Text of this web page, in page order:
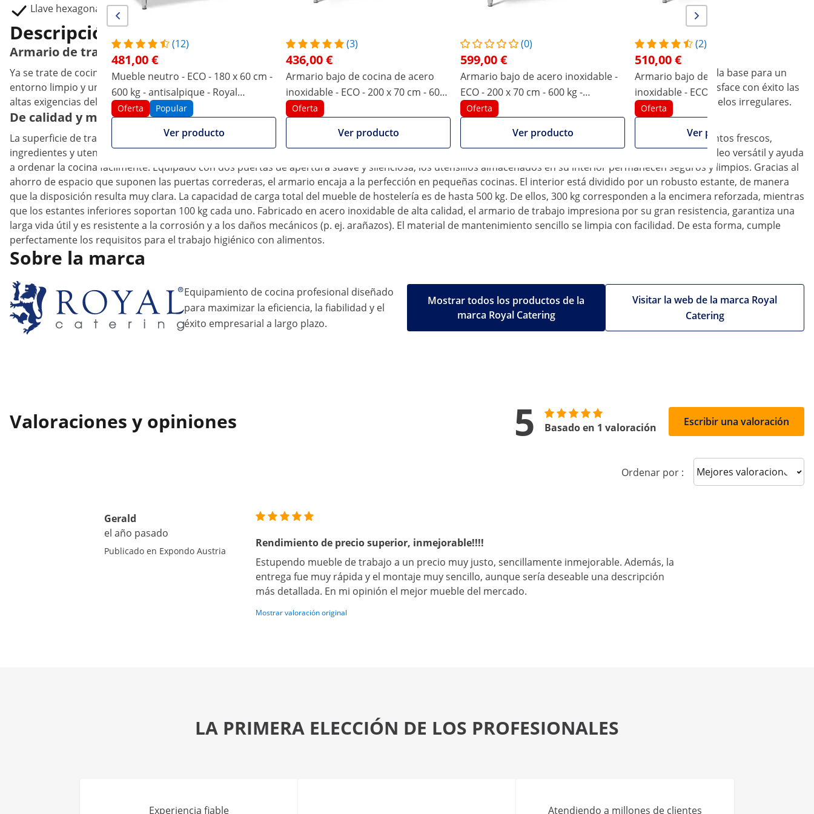
Llave hexagonal
(12)
481,00 €
Mueble neutro - ECO - 180 x 60 cm -
600 kg - antisalpique - Royal
Catering
Oferta Popular
Ver producto
(3)
436,00 €
Armario bajo de cocina de acero
inoxidable - ECO - 200 x 70 cm - 600
kg - Royal Catering
Oferta
Ver producto
(0)
599,00 €
Armario bajo de acero inoxidable -
ECO - 200 x 70 cm - 600 kg -
antisalpique - Royal Catering
Oferta
Ver producto
(2)
510,00 €
Armario bajo de cocina de acero
inoxidable - ECO - 200 x 60 cm - 600
kg - Royal Cateringg
Oferta
Ver producto
Descripción del producto
Armario de trabajo compacto con encimera reforzada
Ya se trate de cocinas de restaurantes, comedores, hoteles, panaderías, hospitales u otras instalaciones industriales, los muebles de acero inoxidable son la base para un
entorno limpio y un procesamiento higiénico de los alimentos. El armario de trabajo de Royal Catering no puede faltar en ninguna cocina profesional y satisface con éxito las
altas exigencias del sector gastronómico. El armario se apoya en pies de 15 cm de altura, que se pueden ajustar hasta 20 mm para mayor estabilidad en suelos irregulares.
De calidad y muy robusto: el armario bajo de acero inoxidable de Royal Catering
La superficie de trabajo de 200 x 80 cm de este moderno mueble bajo de acero inoxidable ofrece gran cantidad de espacio para el trabajo diario con alimentos frescos,
ingredientes y utensilios de cocina. La inteligente combinación de superficie de trabajo reforzada con MDF y armario de almacenamiento posibilita un empleo versátil y ayuda
a ordenar la cocina fácilmente. Equipado con dos puertas de apertura suave y silenciosa, los utensilios almacenados en su interior permanecen seguros y limpios. Gracias al
ahorro de espacio que suponen las puertas correderas, el armario encaja a la perfección en pequeñas cocinas. El interior está dividido por un robusto estante, de manera
que la disposición resulta muy clara. La capacidad de carga total del mueble de hostelería es de hasta 500 kg. De ellos, 300 kg corresponden a la encimera reforzada, mientras
que los estantes inferiores soportan 100 kg cada uno. Fabricado en acero inoxidable de alta calidad, el armario de trabajo impresiona por su gran resistencia, garantiza una
larga vida útil y es resistente a la corrosión y a los daños mecánicos (p. ej. arañazos). El material de mantenimiento sencillo se limpia con facilidad. De esta forma, cumple
perfectamente los requisitos para el trabajo higiénico con alimentos.
Sobre la marca
Equipamiento de cocina profesional diseñado
para maximizar la eficiencia, la fiabilidad y el
éxito empresarial a largo plazo.
Visitar la web de la marca Royal
Catering
Mostrar todos los productos de la
marca Royal Catering
Valoraciones y opiniones 5 Basado en 1 valoración Escribir una valoración
Ordenar por : Sort reviews
Gerald
el año pasado
Publicado en Expondo Austria
Rendimiento de precio superior, inmejorable!!!!
Estupendo mueble de trabajo a un precio muy justo, sencillamente inmejorable. Además, la
entrega fue muy rápida y el montaje muy sencillo, aunque sería deseable una descripción
más detallada. En mi opinión el mejor mueble del mercado.
Mostrar valoración original
LA PRIMERA ELECCIÓN DE LOS PROFESIONALES
Experiencia fiable Atendiendo a millones de clientes